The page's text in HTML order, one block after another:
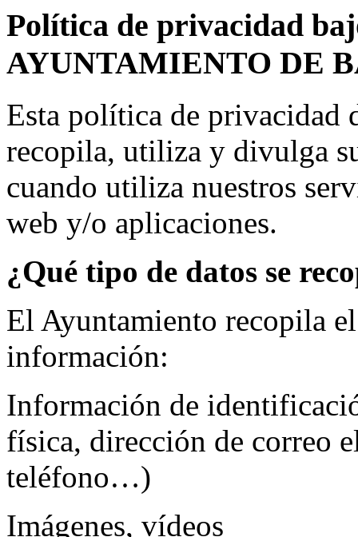
Política de privacidad
AYUNTAMIENTO DE
Esta política de privacidad
recopila, utiliza y divulga
cuando utiliza nuestros
web y/o aplicaciones.
¿Qué tipo de datos se
El Ayuntamiento recopila
información:
Información de
física, dirección de correo
teléfono…)
Imágenes, vídeos